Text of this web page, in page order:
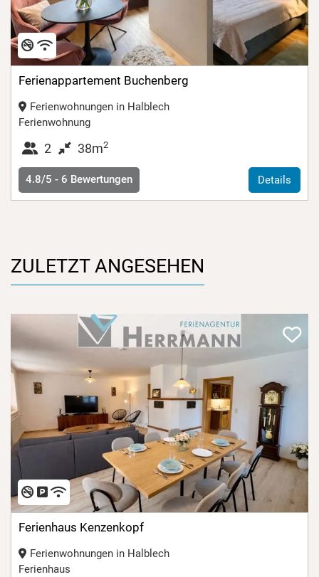
Ferienappartement Buchenberg
Ferienwohnungen in Halblech
Ferienwohnung
2 38m2
Details
4.8/5 - 6 Bewertungen
ZULETZT ANGESEHEN
Ferienhaus Kenzenkopf
Ferienwohnungen in Halblech
Ferienhaus